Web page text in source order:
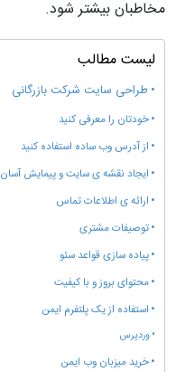
مخاطبان بیشتر شود.
لیست مطالب
طراحی سایت شرکت بازرگانی
خودتان را معرفی کنید
از آدرس وب ساده استفاده کنید
ایجاد نقشه ی سایت و پیمایش آسان
ارائه ی اطلاعات تماس
توصیفات مشتری
پیاده سازی قواعد سئو
محتوای بروز و با کیفیت
استفاده از یک پلتفرم ایمن
وردپرس
خرید میزبان وب ایمن